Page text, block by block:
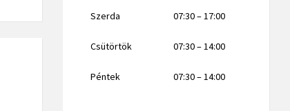
Szerda 07:30 – 17:00
Csütörtök 07:30 – 14:00
Péntek 07:30 – 14:00